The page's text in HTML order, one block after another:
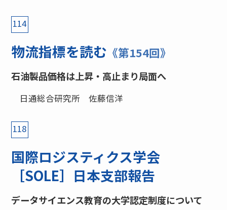
114
物流指標を読む 《第154回》
石油製品価格は上昇・高止まり局面へ
日通総合研究所 佐藤信洋
118
国際ロジスティクス学会
［SOLE］日本支部報告
データサイエンス教育の大学認定制度について